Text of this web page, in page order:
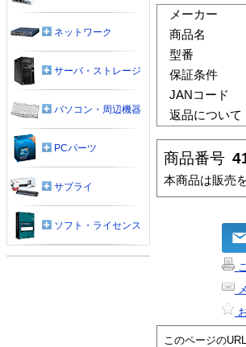
メーカー
商品名
型番
保証条件
JANコード
返品について
商品番号
本商品は販売
このページのURL
ネットワーク
サーバ・ストレージ
パソコン・周辺機器
PCパーツ
サプライ
ソフト・ライセンス